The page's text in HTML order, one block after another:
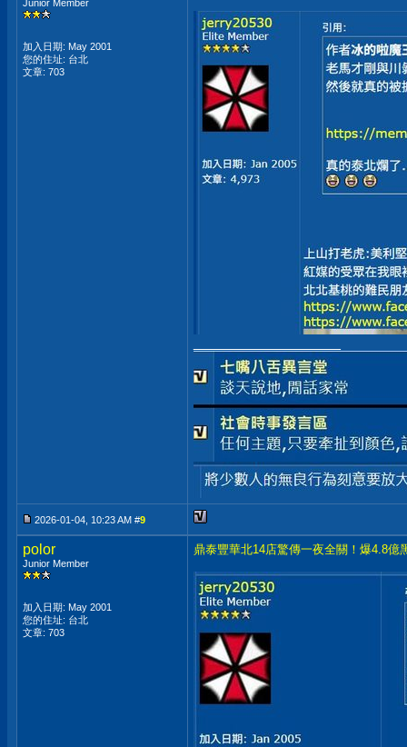
Junior Member
加入日期: May 2001
您的住址: 台北
文章: 703
2026-01-04, 10:23 AM #9
polor
Junior Member
加入日期: May 2001
您的住址: 台北
文章: 703
鼎泰豐華北14店驚傳一夜全關！爆4.8